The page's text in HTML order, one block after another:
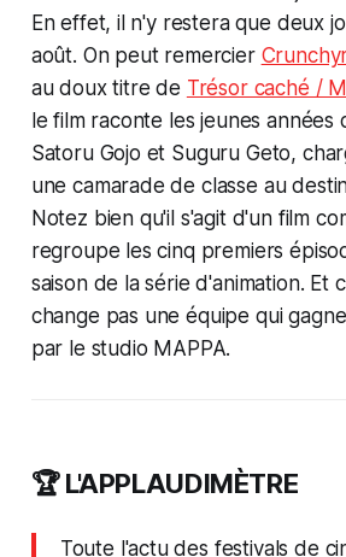
En effet, il n'y restera que deux
août. On peut remercier
au doux titre de Trésor caché /
le film raconte les jeunes années
Satoru Gojo et Suguru Geto,
une camarade de classe au
Notez bien qu'il s'agit d'un film
regroupe les cinq premiers
saison de la série d'animation. Et
change pas une équipe qui
par le studio MAPPA.
🏆 L'APPLAUDIMÈTRE
Toute l'actu des festivals de